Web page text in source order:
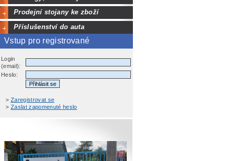
Prodejní stojany ke zboží
Příslušenství do auta
Vstup pro registrované
Login
(email):
Heslo:
> Zaregistrovat se
> Zaslat zapomenuté heslo